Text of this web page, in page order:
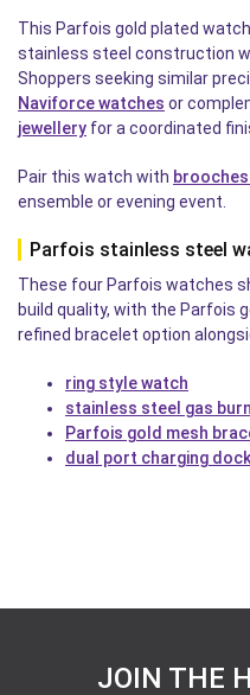
This Parfois gold plated
stainless steel construction
Shoppers seeking similar
Naviforce watches or
jewellery for a coordinated
Pair this watch with
ensemble or evening event.
Parfois stainless steel
These four Parfois watches
build quality, with the Parfois
refined bracelet option
ring style watch
stainless steel gas
Parfois gold mesh
dual port charging dock
JOIN THE